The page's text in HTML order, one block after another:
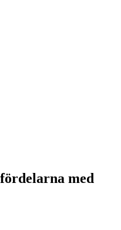
med